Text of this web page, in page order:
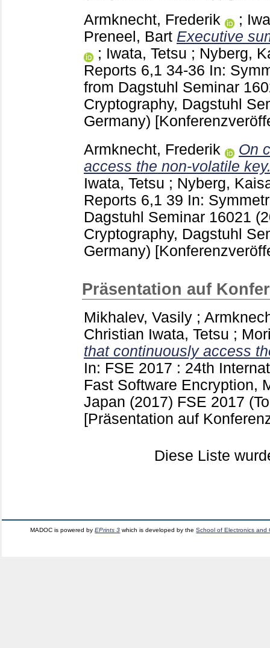
Armknecht, Frederik
;
Preneel, Bart Executive
; Iwata, Tetsu ; Nyberg,
Reports 6,1 34-36 In:
from Dagstuhl Seminar
Cryptography, Dagstuhl
Germany)
Armknecht, Frederik
On
access the non-volatile
Iwata, Tetsu ; Nyberg,
Reports 6,1 39 In:
Dagstuhl Seminar 16021
Cryptography, Dagstuhl
Germany)
Präsentation auf
Mikhalev, Vasily ;
Christian Iwata, Tetsu ;
that continuously access
In: FSE 2017 : 24th
Fast Software Encryption,
Japan (2017) FSE 2017
[Präsentation auf
Diese Liste
MADOC is powered byEPrints 3 which is developed by theSchool of Electronics and